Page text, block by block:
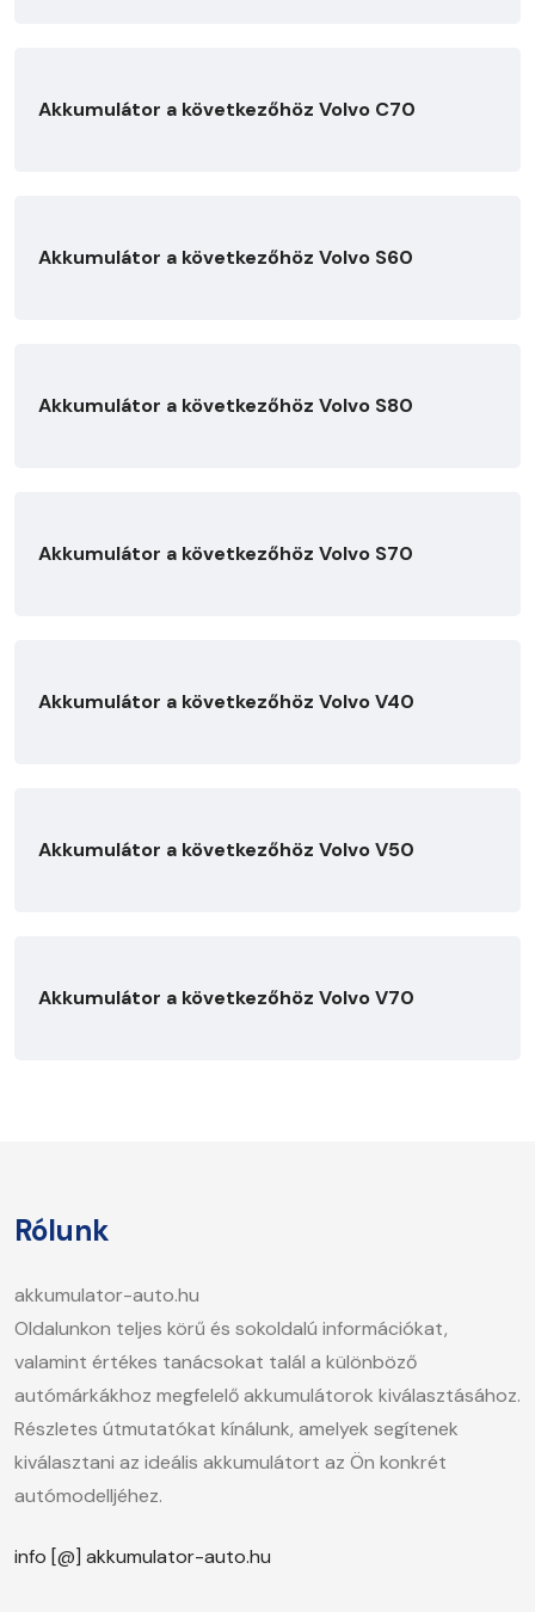
Akkumulátor a következőhöz Volvo C70
Akkumulátor a következőhöz Volvo S60
Akkumulátor a következőhöz Volvo S80
Akkumulátor a következőhöz Volvo S70
Akkumulátor a következőhöz Volvo V40
Akkumulátor a következőhöz Volvo V50
Akkumulátor a következőhöz Volvo V70
Rólunk
akkumulator-auto.hu
Oldalunkon teljes körű és sokoldalú információkat,
valamint értékes tanácsokat talál a különböző
autómárkákhoz megfelelő akkumulátorok kiválasztásához.
Részletes útmutatókat kínálunk, amelyek segítenek
kiválasztani az ideális akkumulátort az Ön konkrét
autómodelljéhez.
info [@] akkumulator-auto.hu